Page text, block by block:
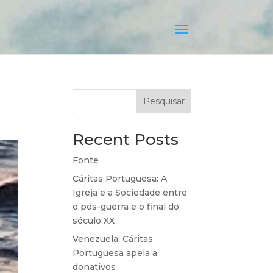
Pesquisar
Recent Posts
Fonte
Cáritas Portuguesa: A
Igreja e a Sociedade entre
o pós-guerra e o final do
século XX
Venezuela: Cáritas
Portuguesa apela a
donativos